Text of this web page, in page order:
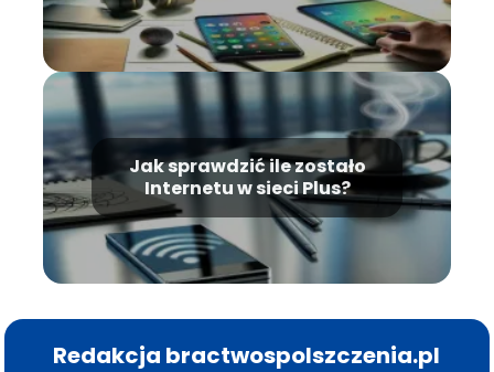
Jak sprawdzić ile zostało
Internetu w sieci Plus?
Redakcja bractwospolszczenia.pl